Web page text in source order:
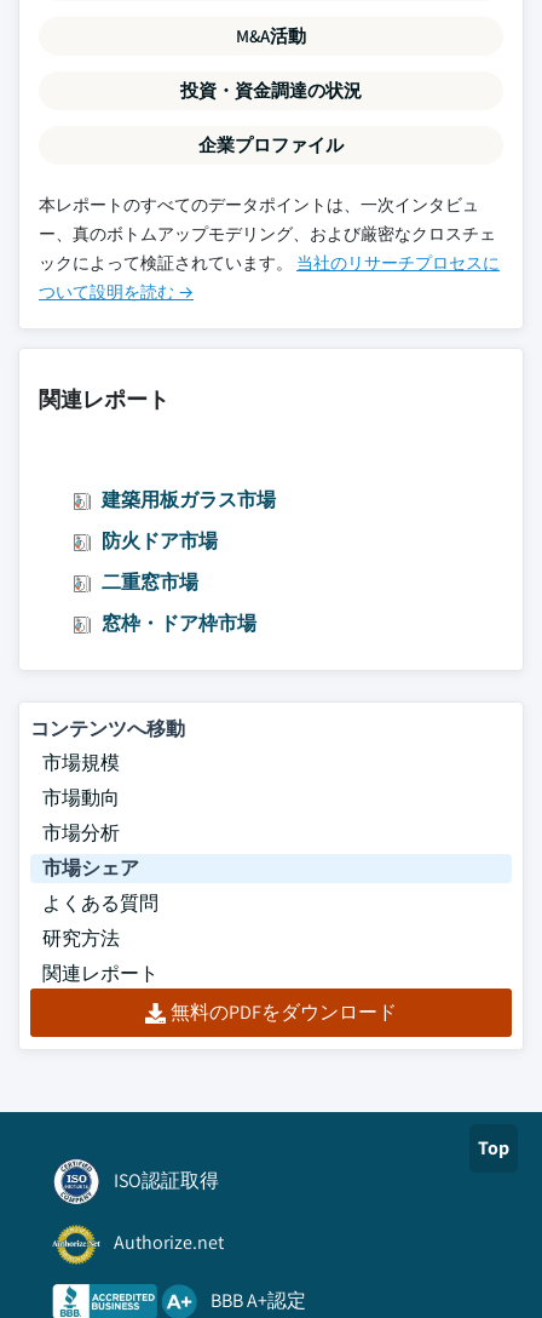
M&A活動
投資・資金調達の状況
企業プロファイル
本レポートのすべてのデータポイントは、一次インタビュ
ー、真のボトムアップモデリング、および厳密なクロスチェ
ックによって検証されています。 当社のリサーチプロセスに
ついて設明を読む →
関連レポート
建築用板ガラス市場
防火ドア市場
二重窓市場
窓枠・ドア枠市場
コンテンツへ移動
市場規模
市場動向
市場分析
市場シェア
よくある質問
研究方法
関連レポート
無料のPDFをダウンロード
Top
ISO認証取得
Authorize.net
BBB A+認定